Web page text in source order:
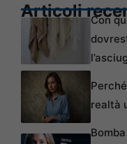
Articoli
Con
realtà